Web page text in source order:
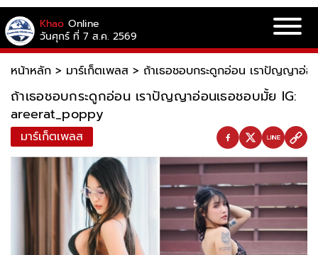
Khao Online
วันศุกร์ ที่ 7 ส.ค. 2569
หน้าหลัก > มาร์เก็ตเพลส > ถ้าเธอชอบกระดูกอ่อน เราปัญญาอ่
ถ้าเธอชอบกระดูกอ่อน เราปัญญาอ่อนเธอชอบมั้ย IG:
areerat_poppy
มาร์เก็ตเพลส